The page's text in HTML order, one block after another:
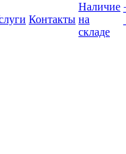
Контакты
Наличие
на
складе